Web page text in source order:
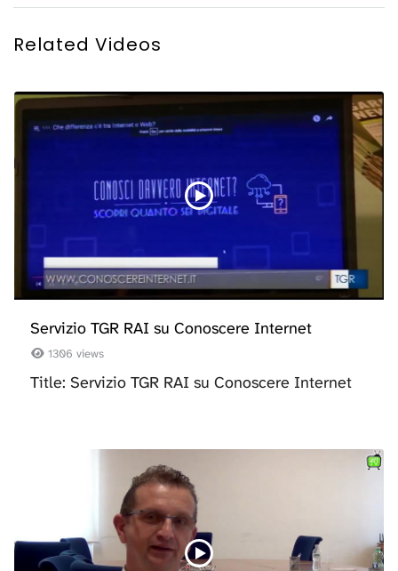
Related Videos
Servizio TGR RAI su Conoscere Internet
1306 views
Title: Servizio TGR RAI su Conoscere Internet